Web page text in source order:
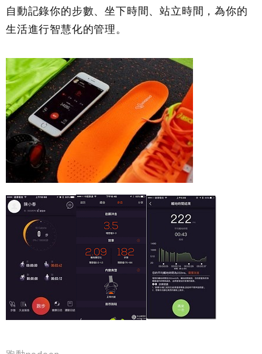
自動記錄你的步數、坐下時間、站立時間，為你的
生活進行智慧化的管理。